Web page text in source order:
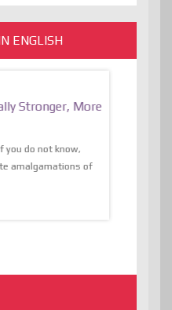
ENGLISH
Stronger, More
you do not know,
amalgamations of